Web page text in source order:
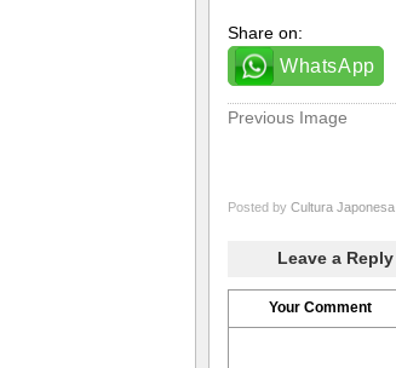
Share on:
WhatsApp
Previous Image
Posted by Cultura Japonesa
Leave a Reply
Your Comment